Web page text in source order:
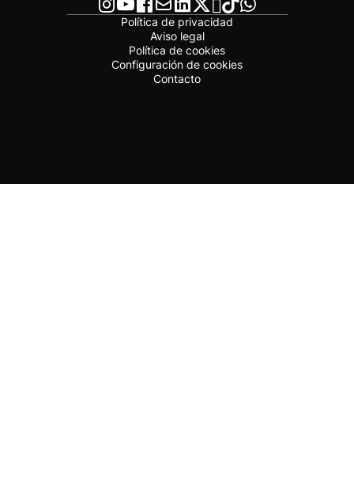
Política de privacidad
Aviso legal
Política de cookies
Configuración de cookies
Contacto